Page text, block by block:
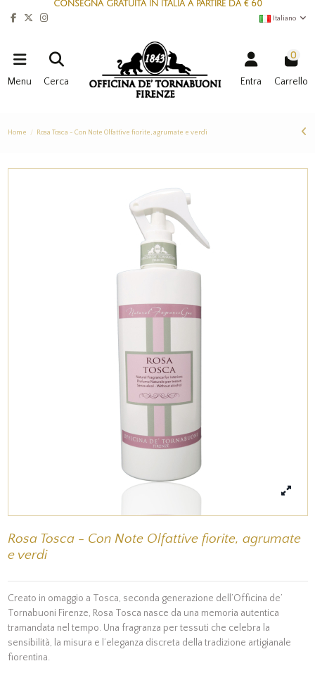
CONSEGNA GRATUITA IN ITALIA A PARTIRE DA € 60
Italiano
Menu Cerca Entra
0
Carrello
Home Rosa Tosca - Con Note Olfattive fiorite, agrumate e verdi
Rosa Tosca - Con Note Olfattive fiorite, agrumate
e verdi
Creato in omaggio a Tosca, seconda generazione dell’Officina de’
Tornabuoni Firenze, Rosa Tosca nasce da una memoria autentica
tramandata nel tempo. Una fragranza per tessuti che celebra la
sensibilità, la misura e l’eleganza discreta della tradizione artigianale
fiorentina.